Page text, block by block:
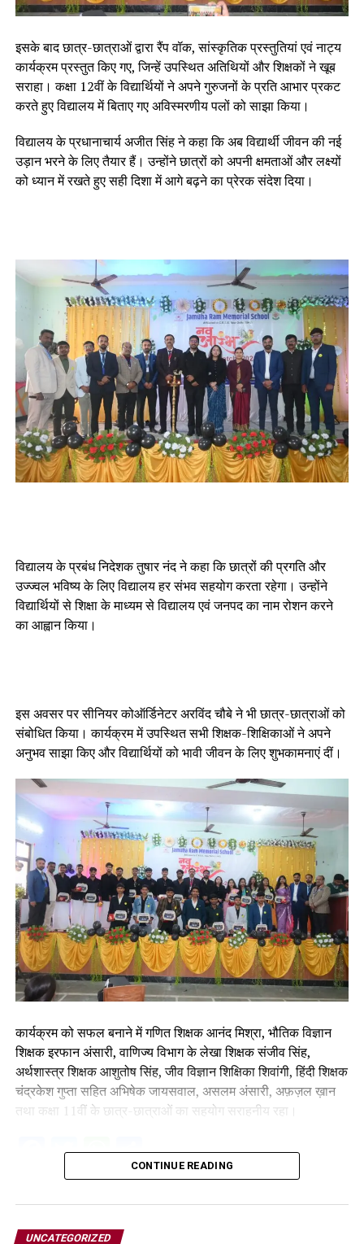
इसके बाद छात्र-छात्राओं द्वारा रैंप वॉक, सांस्कृतिक प्रस्तुतियां एवं नाट्य
कार्यक्रम प्रस्तुत किए गए, जिन्हें उपस्थित अतिथियों और शिक्षकों ने खूब
सराहा। कक्षा 12वीं के विद्यार्थियों ने अपने गुरुजनों के प्रति आभार प्रकट
करते हुए विद्यालय में बिताए गए अविस्मरणीय पलों को साझा किया।
विद्यालय के प्रधानाचार्य अजीत सिंह ने कहा कि अब विद्यार्थी जीवन की नई
उड़ान भरने के लिए तैयार हैं। उन्होंने छात्रों को अपनी क्षमताओं और लक्ष्यों
को ध्यान में रखते हुए सही दिशा में आगे बढ़ने का प्रेरक संदेश दिया।
विद्यालय के प्रबंध निदेशक तुषार नंद ने कहा कि छात्रों की प्रगति और
उज्ज्वल भविष्य के लिए विद्यालय हर संभव सहयोग करता रहेगा। उन्होंने
विद्यार्थियों से शिक्षा के माध्यम से विद्यालय एवं जनपद का नाम रोशन करने
का आह्वान किया।
इस अवसर पर सीनियर कोऑर्डिनेटर अरविंद चौबे ने भी छात्र-छात्राओं को
संबोधित किया। कार्यक्रम में उपस्थित सभी शिक्षक-शिक्षिकाओं ने अपने
अनुभव साझा किए और विद्यार्थियों को भावी जीवन के लिए शुभकामनाएं दीं।
कार्यक्रम को सफल बनाने में गणित शिक्षक आनंद मिश्रा, भौतिक विज्ञान
शिक्षक इरफान अंसारी, वाणिज्य विभाग के लेखा शिक्षक संजीव सिंह,
अर्थशास्त्र शिक्षक आशुतोष सिंह, जीव विज्ञान शिक्षिका शिवांगी, हिंदी शिक्षक
चंद्रकेश गुप्ता सहित अभिषेक जायसवाल, असलम अंसारी, अफ़ज़ल ख़ान
तथा कक्षा 11वीं के छात्र-छात्राओं का सहयोग सराहनीय रहा।
Facebook
Twitter
WhatsApp
Share
CONTINUE READING
UNCATEGORIZED